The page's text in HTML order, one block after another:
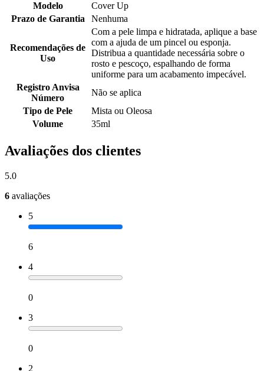
Modelo
Cover Up
Prazo de Garantia
Nenhuma
Recomendações de
Uso
Com a pele limpa e hidratada, aplique a base
com a ajuda de um pincel ou esponja.
Distribua a quantidade necessária sobre o
rosto e pescoço, espalhando de forma
uniforme para um acabamento impecável.
Registro Anvisa
Número
Não se aplica
Tipo de Pele
Mista ou Oleosa
Volume
35ml
Avaliações dos clientes
5.0
6 avaliações
5
6
4
0
3
0
2